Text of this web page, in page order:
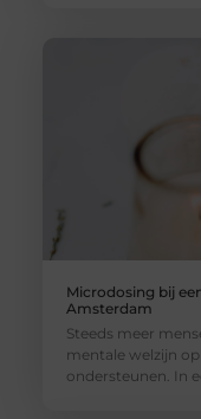
Microdosing bij
Amsterdam
Steeds meer
mentale welzijn
ondersteunen. In